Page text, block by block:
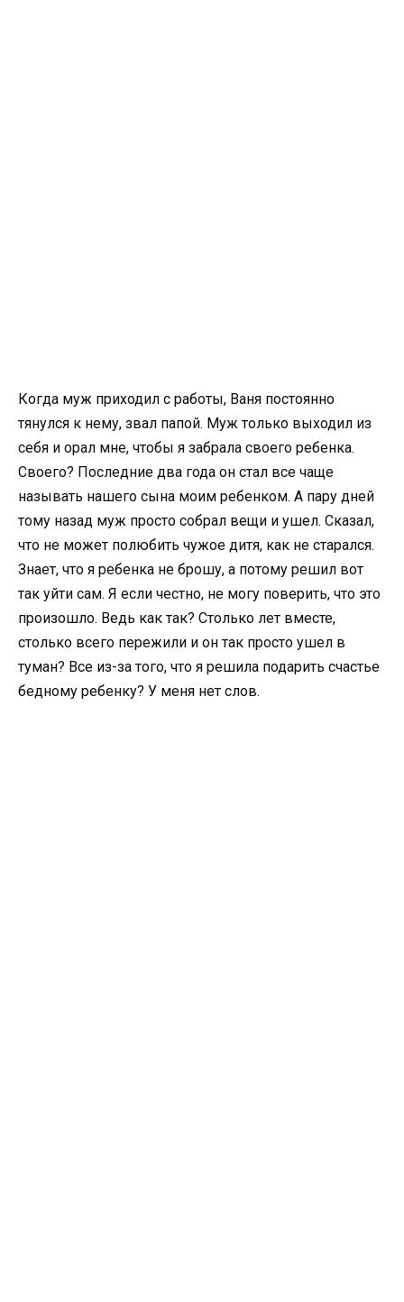
Когда муж приходил с работы, Ваня постоянно
тянулся к нему, звал папой. Муж только выходил из
себя и орал мне, чтобы я забрала своего ребенка.
Своего? Последние два года он стал все чаще
называть нашего сына моим ребенком. А пару дней
тому назад муж просто собрал вещи и ушел. Сказал,
что не может полюбить чужое дитя, как не старался.
Знает, что я ребенка не брошу, а потому решил вот
так уйти сам. Я если честно, не могу поверить, что это
произошло. Ведь как так? Столько лет вместе,
столько всего пережили и он так просто ушел в
туман? Все из-за того, что я решила подарить счастье
бедному ребенку? У меня нет слов.